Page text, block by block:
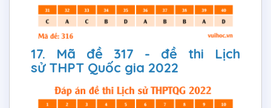
17. Mã đề 317 - đề thi Lịch
sử THPT Quốc gia 2022